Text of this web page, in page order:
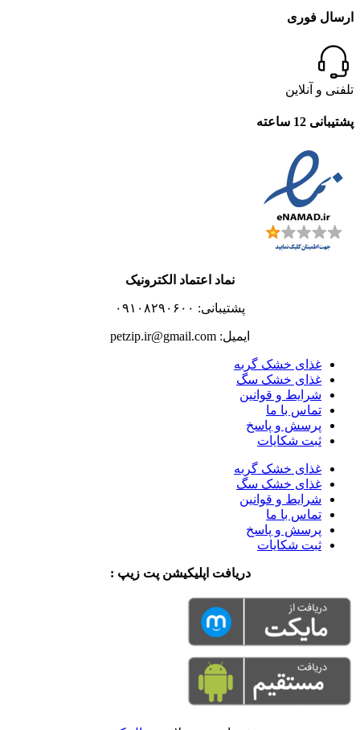
ارسال فوری
تلفنی و آنلاین
پشتیبانی 12 ساعته
نماد اعتماد الکترونیک
پشتیبانی: ۰۹۱۰۸۲۹۰۶۰۰
ایمیل: petzip.ir@gmail.com
غذای خشک گربه
غذای خشک سگ
شرایط و قوانین
تماس با ما
پرسش و پاسخ
ثبت شکایات
غذای خشک گربه
غذای خشک سگ
شرایط و قوانین
تماس با ما
پرسش و پاسخ
ثبت شکایات
دریافت اپلیکیشن پت زیپ :